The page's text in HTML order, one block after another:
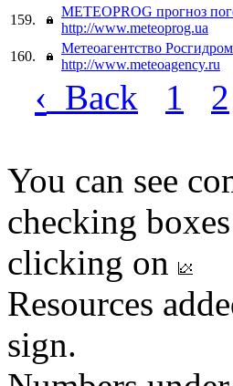
159.
METEOPROG прогноз
http://www.meteoprog.ua
160.
Метеоагентство
http://www.meteoagency.ru
‹ Back 1 2
You can see
checking
clicking on
Resources
sign.